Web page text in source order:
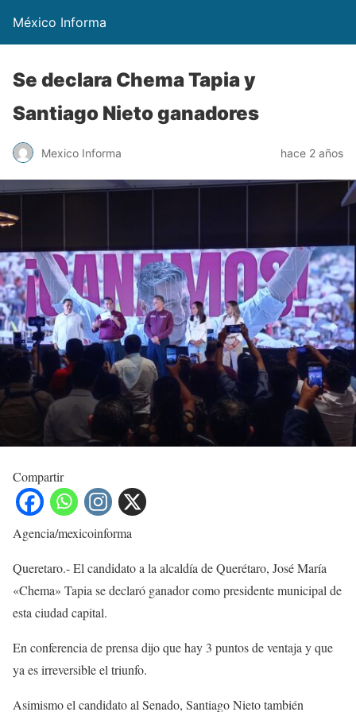
México Informa
Se declara Chema Tapia y
Santiago Nieto ganadores
Mexico Informa hace 2 años
Compartir
Agencia/mexicoinforma
Queretaro.- El candidato a la alcaldía de Querétaro, José María
«Chema» Tapia se declaró ganador como presidente municipal de
esta ciudad capital.
En conferencia de prensa dijo que hay 3 puntos de ventaja y que
ya es irreversible el triunfo.
Asimismo el candidato al Senado, Santiago Nieto también